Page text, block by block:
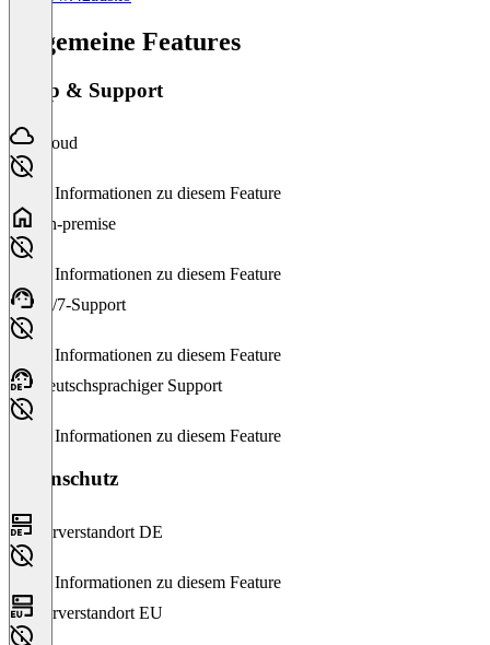
Allgemeine Features
Setup & Support
Cloud
Keine Informationen zu diesem Feature
On-premise
Keine Informationen zu diesem Feature
24/7-Support
Keine Informationen zu diesem Feature
Deutschsprachiger Support
Keine Informationen zu diesem Feature
Datenschutz
Serverstandort DE
Keine Informationen zu diesem Feature
Serverstandort EU